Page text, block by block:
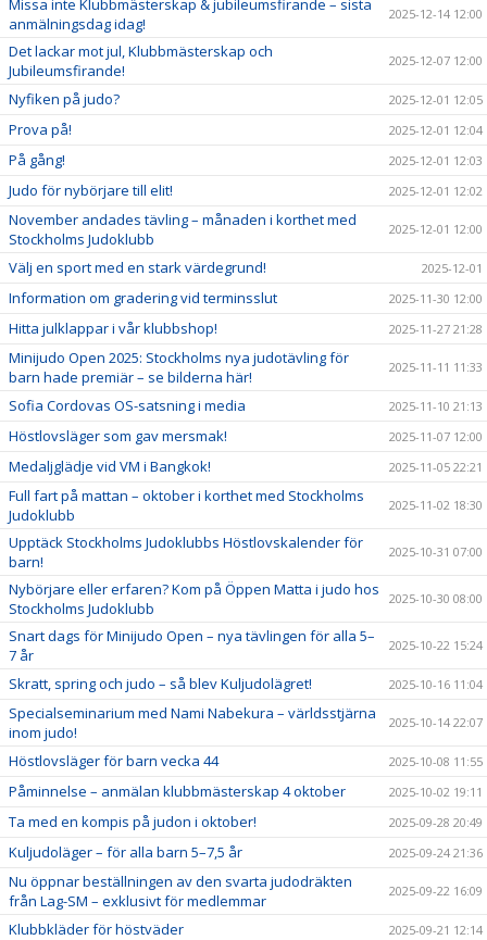
anmälningsdag idag!
2025-12-14 12:00
Det lackar mot jul, Klubbmästerskap och
Jubileumsfirande!
2025-12-07 12:00
Nyfiken på judo? 2025-12-01 12:05
Prova på! 2025-12-01 12:04
På gång! 2025-12-01 12:03
Judo för nybörjare till elit! 2025-12-01 12:02
November andades tävling – månaden i korthet med
Stockholms Judoklubb
2025-12-01 12:00
Välj en sport med en stark värdegrund! 2025-12-01
Information om gradering vid terminsslut 2025-11-30 12:00
Hitta julklappar i vår klubbshop! 2025-11-27 21:28
Minijudo Open 2025: Stockholms nya judotävling för
barn hade premiär – se bilderna här!
2025-11-11 11:33
Sofia Cordovas OS-satsning i media 2025-11-10 21:13
Höstlovsläger som gav mersmak! 2025-11-07 12:00
Medaljglädje vid VM i Bangkok! 2025-11-05 22:21
Full fart på mattan – oktober i korthet med Stockholms
Judoklubb
2025-11-02 18:30
Upptäck Stockholms Judoklubbs Höstlovskalender för
barn!
2025-10-31 07:00
Nybörjare eller erfaren? Kom på Öppen Matta i judo hos
Stockholms Judoklubb
2025-10-30 08:00
Snart dags för Minijudo Open – nya tävlingen för alla 5–
7 år
2025-10-22 15:24
Skratt, spring och judo – så blev Kuljudolägret! 2025-10-16 11:04
Specialseminarium med Nami Nabekura – världsstjärna
inom judo!
2025-10-14 22:07
Höstlovsläger för barn vecka 44 2025-10-08 11:55
Påminnelse – anmälan klubbmästerskap 4 oktober 2025-10-02 19:11
Ta med en kompis på judon i oktober! 2025-09-28 20:49
Kuljudoläger – för alla barn 5–7,5 år 2025-09-24 21:36
Nu öppnar beställningen av den svarta judodräkten
från Lag-SM – exklusivt för medlemmar
2025-09-22 16:09
Klubbkläder för höstväder 2025-09-21 12:14